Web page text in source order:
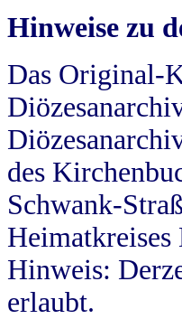
Hinweise zu
Das Original-
des
Schwank-
Hinweis:
erlaubt.